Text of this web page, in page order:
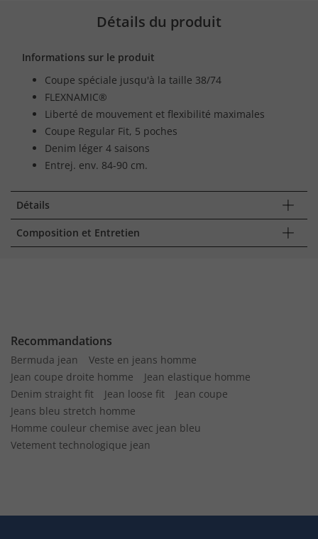
Détails du produit
Informations sur le produit
Coupe spéciale jusqu'à la taille 38/74
FLEXNAMIC®
Liberté de mouvement et flexibilité maximales
Coupe Regular Fit, 5 poches
Denim léger 4 saisons
Entrej. env. 84-90 cm.
Détails
Composition et Entretien
Recommandations
Bermuda jean
Veste en jeans homme
Jean coupe droite homme
Jean elastique homme
Denim straight fit
Jean loose fit
Jean coupe
Jeans bleu stretch homme
Homme couleur chemise avec jean bleu
Vetement technologique jean